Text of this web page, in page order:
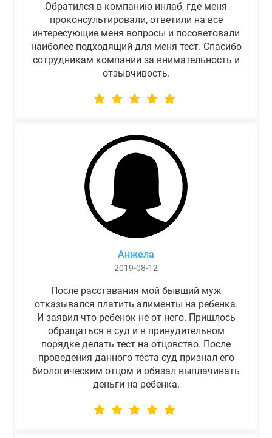
Обратился в компанию инлаб, где меня
проконсультировали, ответили на все
интересующие меня вопросы и посоветовали
наиболее подходящий для меня тест. Спасибо
сотрудникам компании за внимательность и
отзывчивость.
Анжела
2019-08-12
После расставания мой бывший муж
отказывался платить алименты на ребенка.
И заявил что ребенок не от него. Пришлось
обращаться в суд и в принудительном
порядке делать тест на отцовство. После
проведения данного теста суд признал его
биологическим отцом и обязал выплачивать
деньги на ребенка.